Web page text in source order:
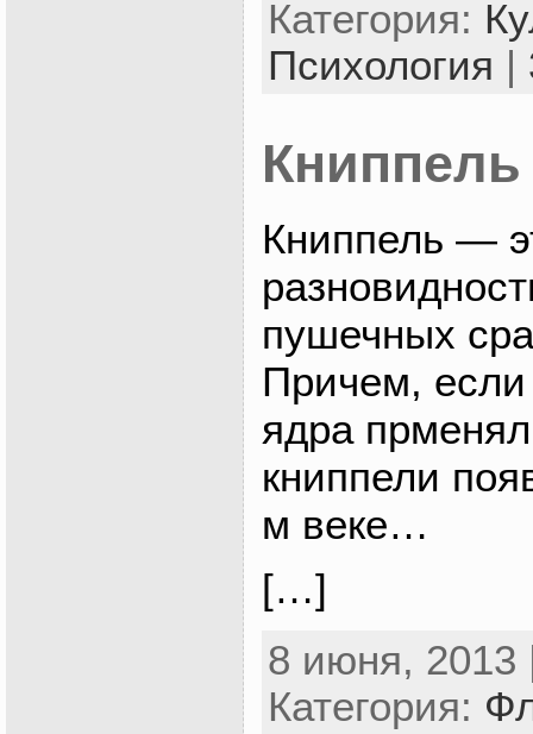
Категория:
Психология |
Книппель
Книппель —
пушечных
Причем, если
ядра
книппели
м веке…
[…]
8 июня, 2013
Категория: